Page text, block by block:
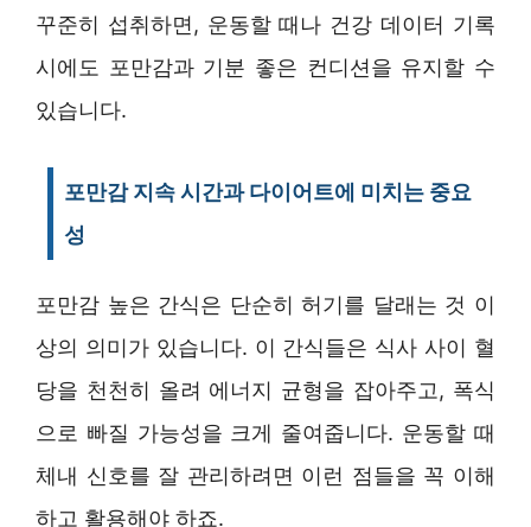
꾸준히 섭취하면, 운동할 때나 건강 데이터 기록
시에도 포만감과 기분 좋은 컨디션을 유지할 수
있습니다.
포만감 지속 시간과 다이어트에 미치는 중요
성
포만감 높은 간식은 단순히 허기를 달래는 것 이
상의 의미가 있습니다. 이 간식들은 식사 사이 혈
당을 천천히 올려 에너지 균형을 잡아주고, 폭식
으로 빠질 가능성을 크게 줄여줍니다. 운동할 때
체내 신호를 잘 관리하려면 이런 점들을 꼭 이해
하고 활용해야 하죠.